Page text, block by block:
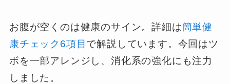
お腹が空くのは健康のサイン。詳細は簡単健
康チェック6項目 で解説しています。今回はツ
ボを一部アレンジし、消化系の強化にも注力
しました。